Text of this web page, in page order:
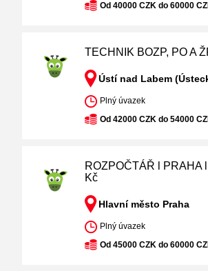
Od 40000 CZK do 60000
TECHNIK BOZP, PO A
Ústí nad Labem
Plný úvazek
Od 42000 CZK do 54000
ROZPOČTÁŘ l PRAHA
Kč
Hlavní město Praha
Plný úvazek
Od 45000 CZK do 60000